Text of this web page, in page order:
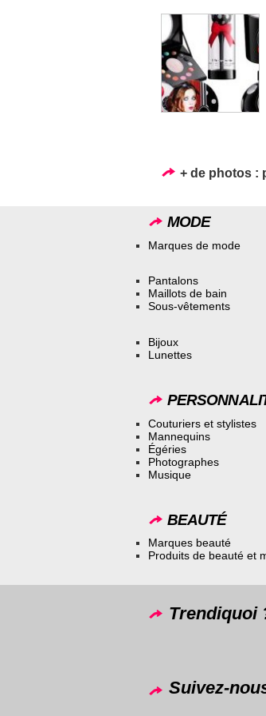
+ de photos :
MODE
Marques de mode
Pantalons
Maillots de bain
Sous-vêtements
Bijoux
Lunettes
Couturiers et stylistes
Mannequins
Égéries
Photographes
Musique
BEAUTÉ
Marques beauté
Produits de beauté et
Trendiquoi
Suivez-